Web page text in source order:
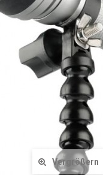
Vergrößern